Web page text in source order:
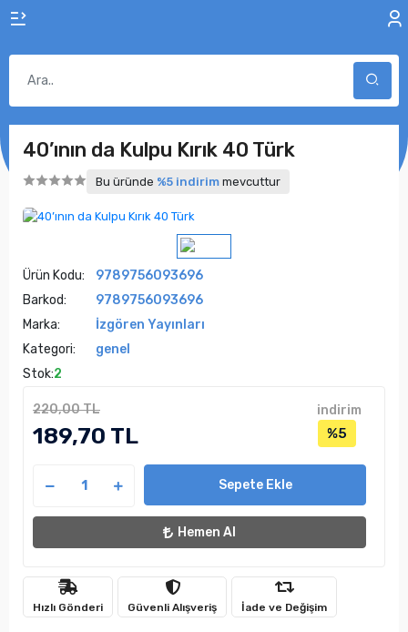
40’ının da Kulpu Kırık 40 Türk
Bu üründe %5 indirim mevcuttur
Ürün Kodu:
9789756093696
Barkod:
9789756093696
Marka:
İzgören Yayınları
Kategori:
genel
Stok:2
220,00 TL
189,70 TL
indirim
%5
Sepete Ekle
Hemen Al
Hızlı Gönderi Güvenli Alışveriş İade ve Değişim